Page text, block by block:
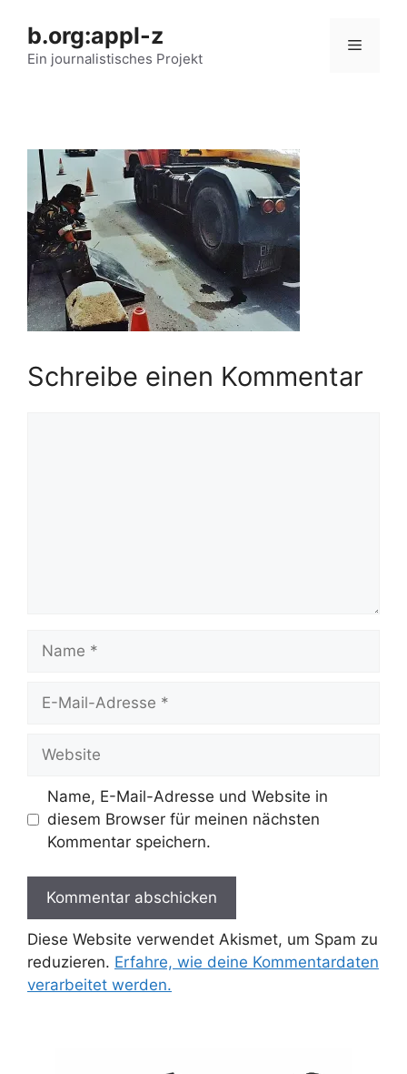
Inhalt
springen
b.org:appl-z
Ein journalistisches Projekt
Menü
Schreibe einen Kommentar
Mail-
Name, E-Mail-Adresse und Website in
diesem Browser für meinen nächsten
Kommentar speichern.
Diese Website verwendet Akismet, um Spam zu
reduzieren. Erfahre, wie deine Kommentardaten
verarbeitet werden.